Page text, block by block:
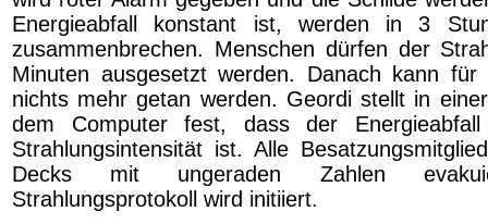
Energieabfall konstant ist, werden in 3
zusammenbrechen. Menschen dürfen der
Minuten ausgesetzt werden. Danach kann für
nichts mehr getan werden. Geordi stellt in
dem Computer fest, dass der
Strahlungsintensität ist. Alle
Decks mit ungeraden Zahlen
Strahlungsprotokoll wird initiiert.